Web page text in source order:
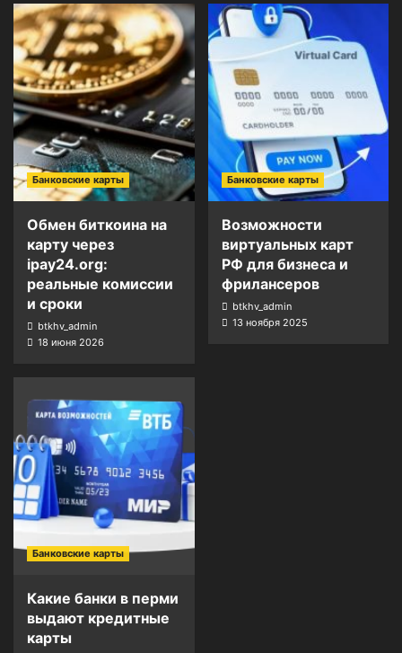
Банковские карты
Обмен биткоина на
карту через
ipay24.org:
реальные комиссии
и сроки
btkhv_admin
18 июня 2026
Банковские карты
Возможности
виртуальных карт
РФ для бизнеса и
фрилансеров
btkhv_admin
13 ноября 2025
Банковские карты
Какие банки в перми
выдают кредитные
карты